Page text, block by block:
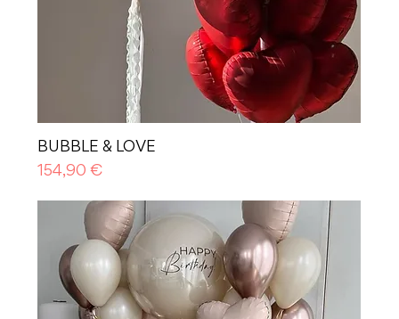
BUBBLE & LOVE
Prezzo
154,90 €